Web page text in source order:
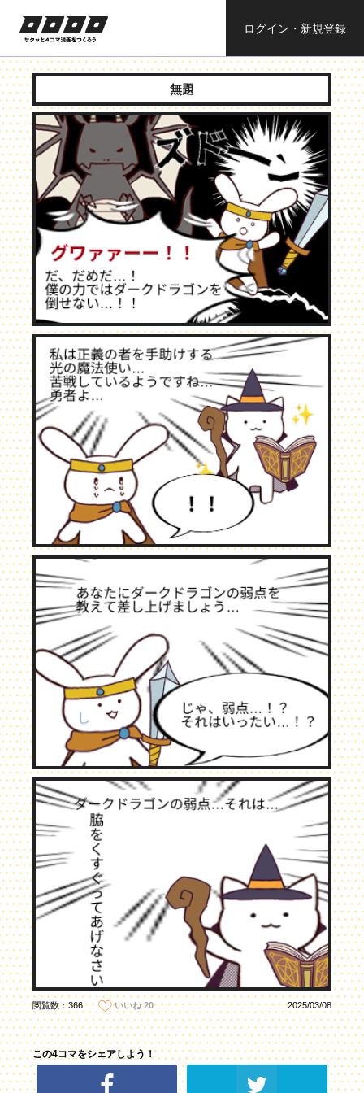
サクッと４コ
ママンガを作
ろう
ログイン・新規登録
無題
閲覧数：366 いいね 20 2025/03/08
この4コマをシェアしよう！